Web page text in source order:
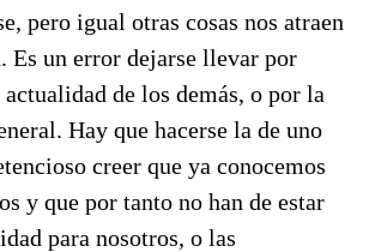
pero igual otras cosas nos atraen
Es un error dejarse llevar por
de los demás, o por la
Hay que hacerse la de uno
creer que ya conocemos
y que por tanto no han de estar
para nosotros, o las